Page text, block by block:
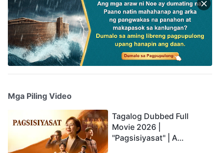
Mga Piling Video
Tagalog Dubbed Full
Movie 2026 |
"Pagsisiyasat" | A